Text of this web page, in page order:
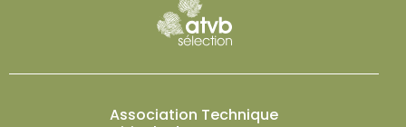
Association Technique